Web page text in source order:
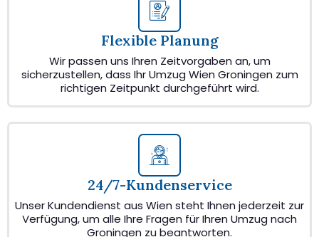
Flexible Planung
Wir passen uns Ihren Zeitvorgaben an, um
sicherzustellen, dass Ihr Umzug Wien Groningen zum
richtigen Zeitpunkt durchgeführt wird.
24/7-Kundenservice
Unser Kundendienst aus Wien steht Ihnen jederzeit zur
Verfügung, um alle Ihre Fragen für Ihren Umzug nach
Groningen zu beantworten.